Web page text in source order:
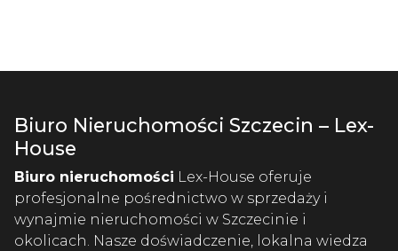
Biuro Nieruchomości Szczecin – Lex-
House
Biuro nieruchomości Lex-House oferuje
profesjonalne pośrednictwo w sprzedaży i
wynajmie nieruchomości w Szczecinie i
okolicach. Nasze doświadczenie, lokalna wiedza